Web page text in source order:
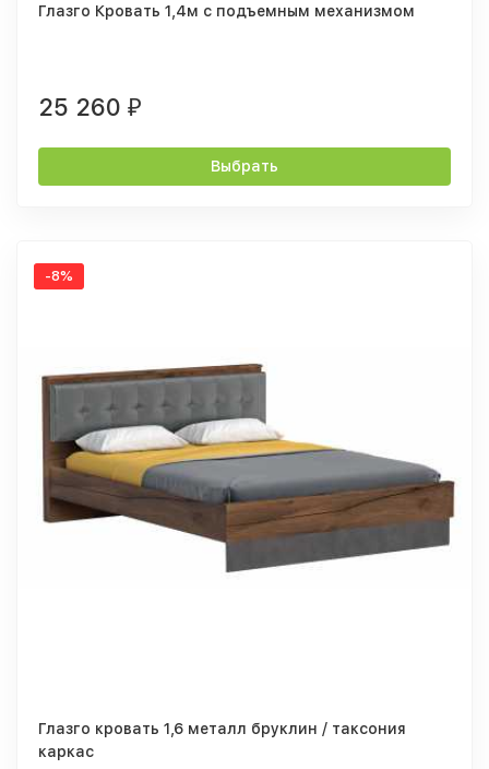
Глазго Кровать 1,4м с подъемным механизмом
25 260 ₽
Выбрать
-8%
Глазго кровать 1,6 металл бруклин / таксония
каркас